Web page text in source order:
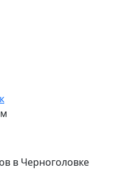
в Черноголовке